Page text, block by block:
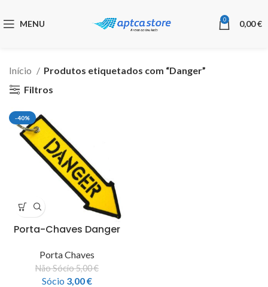
MENU 0 0,00€
Início
Produtos etiquetados com “Danger”
Filtros
-40%
Porta-Chaves Danger
Porta Chaves
Não Sócio5,00€
Sócio 3,00€